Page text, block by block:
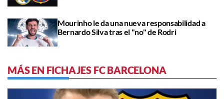
Mourinho le da una nueva responsabilidad a
Bernardo Silva tras el "no" de Rodri
MÁS EN FICHAJES FC BARCELONA